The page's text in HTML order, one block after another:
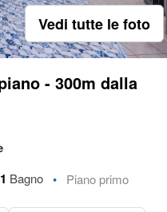
Vedi tutte le foto
- 300m dalla
1 Bagno • Piano primo